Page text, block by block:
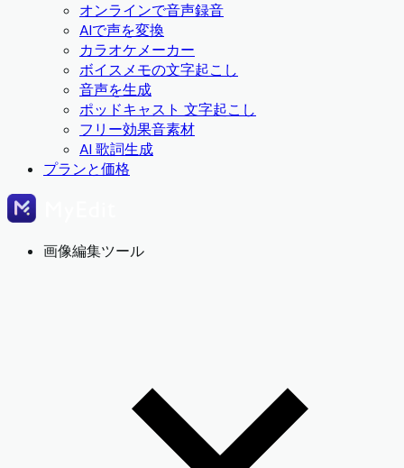
オンラインで音声録音
AIで声を変換
カラオケメーカー
ボイスメモの文字起こし
音声を生成
ポッドキャスト 文字起こし
フリー効果音素材
AI 歌詞生成
プランと価格
画像編集ツール